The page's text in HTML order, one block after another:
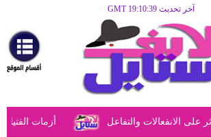
آخر تحديث GMT 19:10:39
مرأة
أزياء
أزياء
إسلامية
أزمات الفتيات الانفعالات والتفاعل